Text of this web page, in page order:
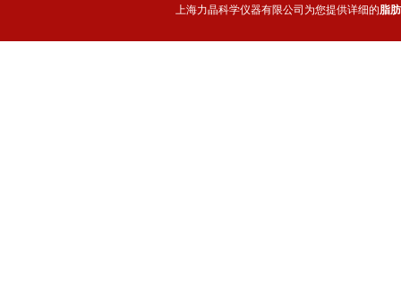
上海力晶科学仪器有限公司为您提供详细的脂